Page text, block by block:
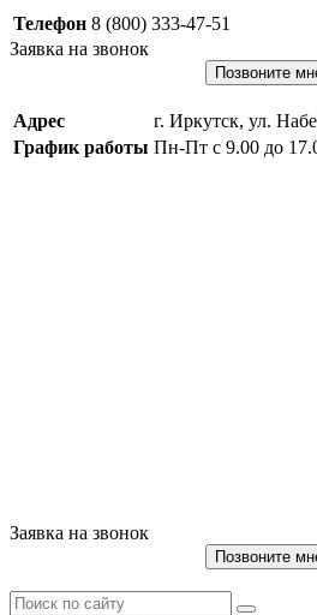
Телефон 8 (800) 333-47-51
Заявка на звонок
Позвоните
Адрес
г. Иркутск, ул.
График работы Пн-Пт с 9.00 до
Заявка на звонок
Позвоните